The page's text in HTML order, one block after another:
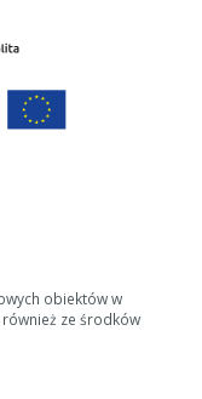
obiektów w
ze środków